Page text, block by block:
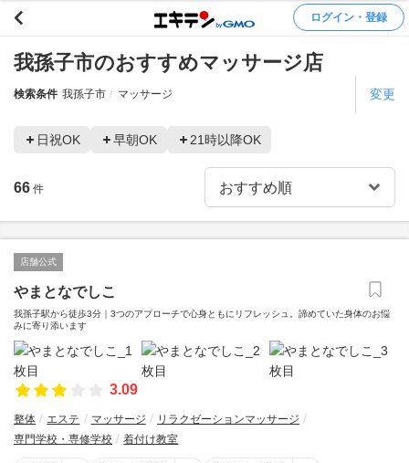
ログイン・登録
我孫子市のおすすめマッサージ店
検索条件 我孫子市 マッサージ 変更
日祝OK 早朝OK 21時以降OK
66 件
店舗公式
やまとなでしこ
我孫子駅から徒歩3分｜3つのアプローチで心身ともにリフレッシュ。諦めていた身体のお悩
みに寄り添います
3.09
整体 エステ マッサージ
リラクゼーションマッサージ
専門学校・専修学校
着付け教室